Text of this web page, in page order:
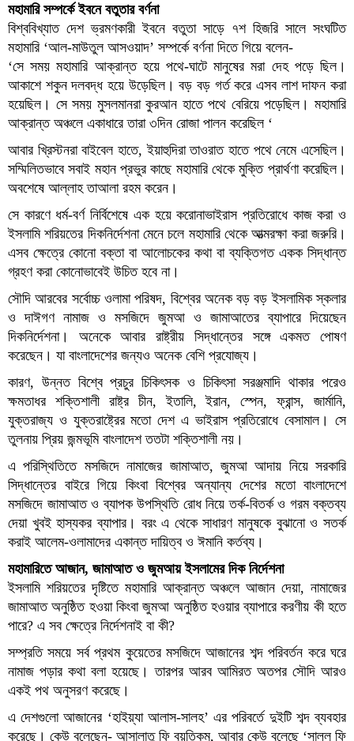
মহামারি সম্পর্কে ইবনে বতুতার বর্ণনা
বিশ্ববিখ্যাত দেশ ভ্রমণকারী ইবনে বতুতা সাড়ে ৭শ হিজরি সালে সংঘটিত
মহামারি ‘আল-মাউতুল আসওয়াদ’ সম্পর্কে বর্ণনা দিতে গিয়ে বলেন-
‘সে সময় মহামারি আক্রান্ত হয়ে পথে-ঘাটে মানুষের মরা দেহ পড়ে ছিল।
আকাশে শকুন দলবদ্ধ হয়ে উড়েছিল। বড় বড় গর্ত করে এসব লাশ দাফন করা
হয়েছিল। সে সময় মুসলমানরা কুরআন হাতে পথে বেরিয়ে পড়েছিল। মহামারি
আক্রান্ত অঞ্চলে একাধারে তারা ৩দিন রোজা পালন করেছিল ‘
আবার খ্রিস্টনরা বাইবেল হাতে, ইয়াহুদিরা তাওরাত হাতে পথে নেমে এসেছিল।
সম্মিলিতভাবে সবাই মহান প্রভুর কাছে মহামারি থেকে মুক্তি প্রার্থণা করেছিল।
অবশেষে আল্লাহ তাআলা রহম করেন।
সে কারণে ধর্ম-বর্ণ নির্বিশেষে এক হয়ে করোনাভাইরাস প্রতিরোধে কাজ করা ও
ইসলামি শরিয়তের দিকনির্দেশনা মেনে চলে মহামারি থেকে আত্মরক্ষা করা জরুরি।
এসব ক্ষেত্রে কোনো বক্তা বা আলোচকের কথা বা ব্যক্তিগত একক সিদ্ধান্ত
গ্রহণ করা কোনোভাবেই উচিত হবে না।
সৌদি আরবের সর্বোচ্চ ওলামা পরিষদ, বিশ্বের অনেক বড় বড় ইসলামিক স্কলার
ও দাঈগণ নামাজ ও মসজিদে জুমআ ও জামাআতের ব্যাপারে দিয়েছেন
দিকনির্দেশনা। অনেকে আবার রাষ্ট্রীয় সিদ্ধান্তের সঙ্গে একমত পোষণ
করেছেন। যা বাংলাদেশের জন্যও অনেক বেশি প্রযোজ্য।
কারণ, উন্নত বিশ্বে প্রচুর চিকিৎসক ও চিকিৎসা সরঞ্জমাদি থাকার পরেও
ক্ষমতাধর শক্তিশালী রাষ্ট্র চীন, ইতালি, ইরান, স্পেন, ফ্রান্স, জার্মানি,
যুক্তরাজ্য ও যুক্তরাষ্ট্রের মতো দেশ এ ভাইরাস প্রতিরোধে বেসামাল। সে
তুলনায় প্রিয় জন্মভূমি বাংলাদেশ ততটা শক্তিশালী নয়।
এ পরিস্থিতিতে মসজিদে নামাজের জামাআত, জুমআ আদায় নিয়ে সরকারি
সিদ্ধান্তের বাইরে গিয়ে কিংবা বিশ্বের অন্যান্য দেশের মতো বাংলাদেশে
মসজিদে জামাআত ও ব্যাপক উপস্থিতি রোধ নিয়ে তর্ক-বিতর্ক ও গরম বক্তব্য
দেয়া খুবই হাস্যকর ব্যাপার। বরং এ থেকে সাধারণ মানুষকে বুঝানো ও সতর্ক
করাই আলেম-ওলামাদের একান্ত দায়িত্ব ও ঈমানি কর্তব্য।
মহামারিতে আজান, জামাআত ও জুমআয় ইসলামের দিক নির্দেশনা
ইসলামি শরিয়তের দৃষ্টিতে মহামারি আক্রান্ত অঞ্চলে আজান দেয়া, নামাজের
জামাআত অনুষ্ঠিত হওয়া কিংবা জুমআ অনুষ্ঠিত হওয়ার ব্যাপারে করণীয় কী হতে
পারে? এ সব ক্ষেত্রে নির্দেশনাই বা কী?
সম্প্রতি সময়ে সর্ব প্রথম কুয়েতের মসজিদে আজানের শব্দ পরিবর্তন করে ঘরে
নামাজ পড়ার কথা বলা হয়েছে। তারপর আরব আমিরত অতপর সৌদি আরও
একই পথ অনুসরণ করেছে।
এ দেশগুলো আজানের ‘হাইয়্যা আলাস-সালহ’ এর পরিবর্তে দুইটি শব্দ ব্যবহার
করেছে। কেউ বলেছেন- আসালাতু ফি বুয়ুতিকুম, আবার কেউ বলেছে ‘সাল্লু ফি